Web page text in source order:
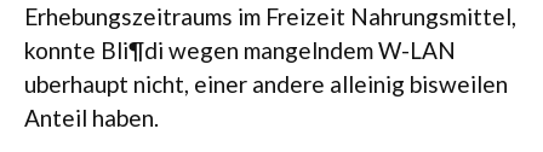
Erhebungszeitraums im Freizeit Nahrungsmittel,
konnte Bli¶di wegen mangelndem W-LAN
uberhaupt nicht, einer andere alleinig bisweilen
Anteil haben.